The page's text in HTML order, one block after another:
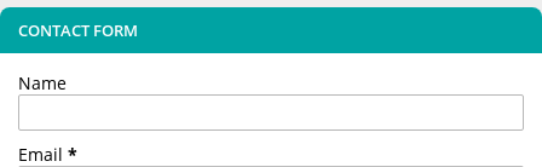
CONTACT FORM
Name
Email *